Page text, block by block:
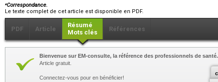
⁎Correspondance.
Le texte complet de cet article est disponible en PDF.
PDF Article
Résumé
Mots clés
Références
Bienvenue sur EM-consulte, la référence des professionnels de santé.
Article gratuit.
Connectez-vous pour en bénéficier!